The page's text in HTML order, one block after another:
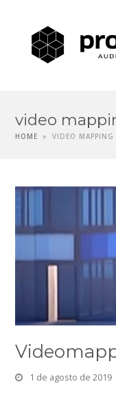
video
HOME » VIDEO MAPPING
1 de agosto de 2019